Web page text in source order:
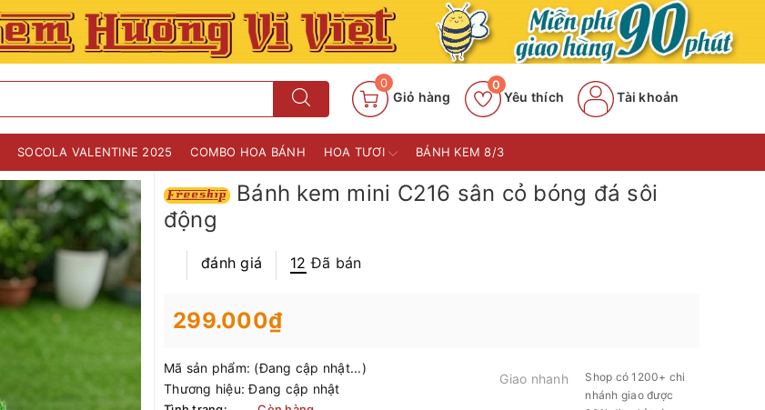
0
Giỏ hàng Yêu thích
0
Tài khoản
SOCOLA VALENTINE 2025 COMBO HOA BÁNH HOA TƯƠI BÁNH KEM 8/3
Bánh kem mini C216 sân cỏ bóng đá sôi
động
đánh giá 12 Đã bán
299.000₫
Mã sản phẩm: (Đang cập nhật...)
Thương hiệu: Đang cập nhật
Giao nhanh
Shop có 1200+ chi
nhánh giao được